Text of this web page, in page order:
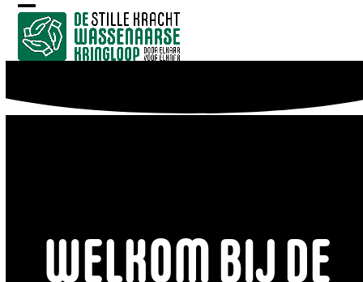
Skip
content
Open
mobile
Close
mobile
WELKOM BIJ DE